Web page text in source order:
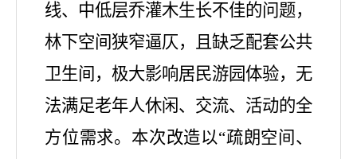
线、中低层乔灌木生长不佳的问题，
林下空间狭窄逼仄，且缺乏配套公共
卫生间，极大影响居民游园体验，无
法满足老年人休闲、交流、活动的全
方位需求。本次改造以“疏朗空间、